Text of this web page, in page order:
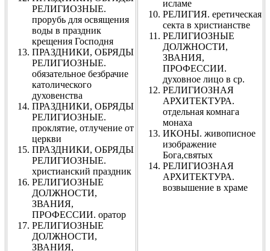
РЕЛИГИОЗНЫЕ.
прорубь для освящения
воды в праздник
крещения Господня
ПРАЗДНИКИ, ОБРЯДЫ
РЕЛИГИОЗНЫЕ.
обязательное безбрачие
католического
духовенства
ПРАЗДНИКИ, ОБРЯДЫ
РЕЛИГИОЗНЫЕ.
проклятие, отлучение от
церкви
ПРАЗДНИКИ, ОБРЯДЫ
РЕЛИГИОЗНЫЕ.
христианский праздник
РЕЛИГИОЗНЫЕ
ДОЛЖНОСТИ,
ЗВАНИЯ,
ПРОФЕССИИ. оратор
РЕЛИГИОЗНЫЕ
ДОЛЖНОСТИ,
ЗВАНИЯ,
исламе
РЕЛИГИЯ. еретическая
секта в христианстве
РЕЛИГИОЗНЫЕ
ДОЛЖНОСТИ,
ЗВАНИЯ,
ПРОФЕССИИ.
духовное лицо в ср.
РЕЛИГИОЗНАЯ
АРХИТЕКТУРА.
отдельная комнага
монаха
ИКОНЫ. живописное
изображение
Бога,святых
РЕЛИГИОЗНАЯ
АРХИТЕКТУРА.
возвышение в храме